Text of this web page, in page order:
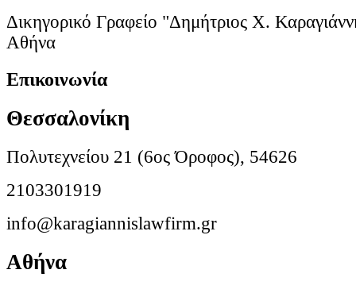
Δικηγορικό Γραφείο "Δημήτριος Χ.
Αθήνα
Επικοινωνία
Θεσσαλονίκη
Πολυτεχνείου 21 (6ος Όροφος), 54626
2103301919
info@karagiannislawfirm.gr
Αθήνα